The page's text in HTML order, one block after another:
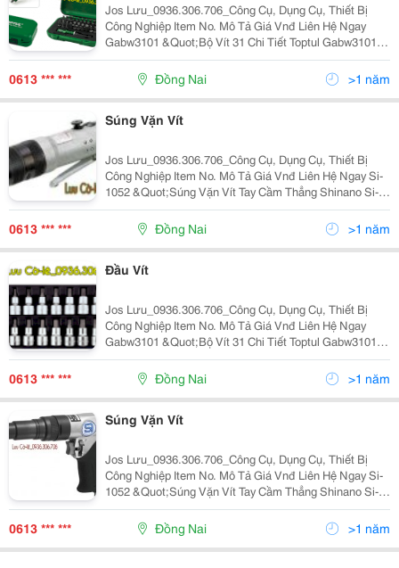
Jos Lưu_0936.306.706_Công Cụ, Dụng Cụ, Thiết Bị
Công Nghiệp Item No. Mô Tả Giá Vnđ Liên Hệ Ngay
Gabw3101 &Quot;Bộ Vít 31 Chi Tiết Toptul Gabw3101
Mũi Vít Dẹt Fsaa:4,5.5,6.5 ;Đầu Vít Bake
Fsba:ph1,Ph2,Ph2,Ph3 Mũi Vít Bake Khía Fsc
0613 *** *** Đồng Nai >1 năm
Súng Vặn Vít
Jos Lưu_0936.306.706_Công Cụ, Dụng Cụ, Thiết Bị
Công Nghiệp Item No. Mô Tả Giá Vnđ Liên Hệ Ngay Si-
1052 &Quot;Súng Vặn Vít Tay Cầm Thẳng Shinano Si-
1052 Kích Thước Đầu Vít: 1/4/(6.35)In/(Mm) Momen
Xoắn Lớn Nhất: 70Nm Momen Xoắn L
0613 *** *** Đồng Nai >1 năm
Đầu Vít
Jos Lưu_0936.306.706_Công Cụ, Dụng Cụ, Thiết Bị
Công Nghiệp Item No. Mô Tả Giá Vnđ Liên Hệ Ngay
Gabw3101 &Quot;Bộ Vít 31 Chi Tiết Toptul Gabw3101
Mũi Vít Dẹt Fsaa:4,5.5,6.5 ;Đầu Vít Bake
Fsba:ph1,Ph2,Ph2,Ph3 Mũi Vít Bake Khía Fsc
0613 *** *** Đồng Nai >1 năm
Súng Vặn Vít
Jos Lưu_0936.306.706_Công Cụ, Dụng Cụ, Thiết Bị
Công Nghiệp Item No. Mô Tả Giá Vnđ Liên Hệ Ngay Si-
1052 &Quot;Súng Vặn Vít Tay Cầm Thẳng Shinano Si-
1052 Kích Thước Đầu Vít: 1/4/(6.35)In/(Mm) Momen
Xoắn Lớn Nhất: 70Nm Momen Xoắn L
0613 *** *** Đồng Nai >1 năm